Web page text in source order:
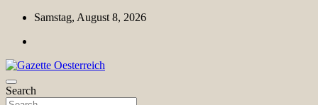
Skip
content
Samstag, August 8, 2026
Gazette Oesterreich
Magazin für Freizeit, Politik, Kultur & Wissenschaft
Search